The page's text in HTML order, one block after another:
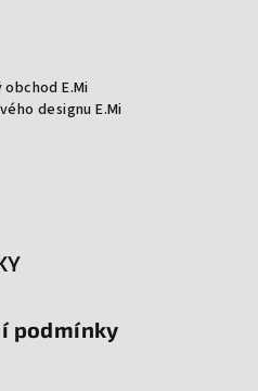
E.Mi
designu E.Mi
podmínky